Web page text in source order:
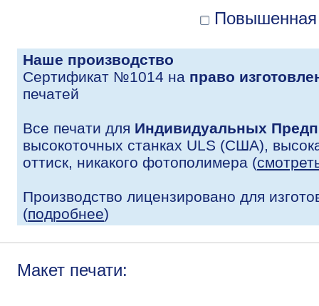
Повышенная
Наше производство
Сертификат №1014 на право
печатей
Все печати для Индивидуальных
высокоточных станках ULS (США),
оттиск, никакого фотополимера (
Производство лицензировано для
(подробнее)
Макет печати: